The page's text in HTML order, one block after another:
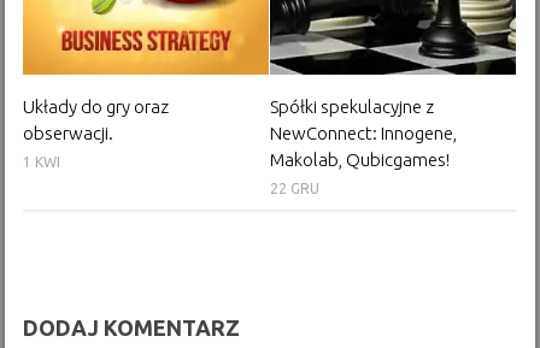
Układy do gry oraz
obserwacji.
1 KWI
Spółki spekulacyjne z
NewConnect: Innogene,
Makolab, Qubicgames!
22 GRU
DODAJ KOMENTARZ